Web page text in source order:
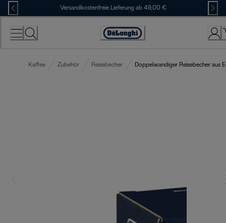
Skip
to
Content
Versandkostenfreie Lieferung ab 49,00 €
Erklärung
Zugänglichkeit
Kaffee Zubehör Reisebecher Doppelwandiger Reisebecher aus